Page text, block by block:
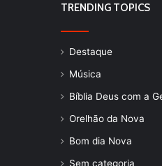
TRENDING TOPICS
Destaque
Música
Bíblia Deus com a
Orelhão da Nova
Bom dia Nova
Sem categoria